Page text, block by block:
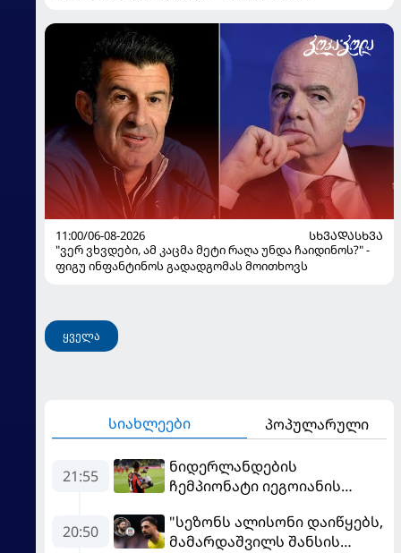
11:00/06-08-2026
ᲡᲮᲕᲐᲓᲐᲡᲮᲕᲐ
"ვერ ვხვდები, ამ კაცმა მეტი რაღა უნდა ჩაიდინოს?" -
ფიგუ ინფანტინოს გადადგომას მოითხოვს
ყველა
სიახლეები პოპულარული
21:55
ნიდერლანდების
ჩემპიონატი იეგოიანის
MVP გახდა
20:50
"სეზონს ალისონი დაიწყებს,
მამარდაშვილს შანსის